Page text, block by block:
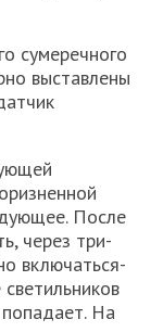
сумеречного
выставлены
После
через три-
включаться-
На